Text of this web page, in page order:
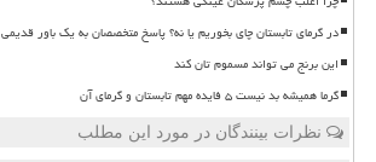
در گرمای تابستان چای بخوریم یا نه؟ پاسخ متخصصان به یک باور قدیمی
این برنج می تواند مسموم تان کند
گرما همیشه بد نیست ۵ فایده مهم تابستان و گرمای آن
نظرات بینندگان در مورد این مطلب